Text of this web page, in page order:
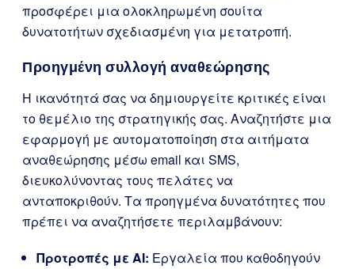
προσφέρει μια ολοκληρωμένη σουίτα
δυνατοτήτων σχεδιασμένη για μετατροπή.
Προηγμένη συλλογή αναθεώρησης
Η ικανότητά σας να δημιουργείτε κριτικές είναι
το θεμέλιο της στρατηγικής σας. Αναζητήστε μια
εφαρμογή με αυτοματοποίηση στα αιτήματα
αναθεώρησης μέσω email και SMS,
διευκολύνοντας τους πελάτες να
ανταποκριθούν. Τα προηγμένα δυνατότητες που
πρέπει να αναζητήσετε περιλαμβάνουν:
Προτροπές με AI: Εργαλεία που καθοδηγούν